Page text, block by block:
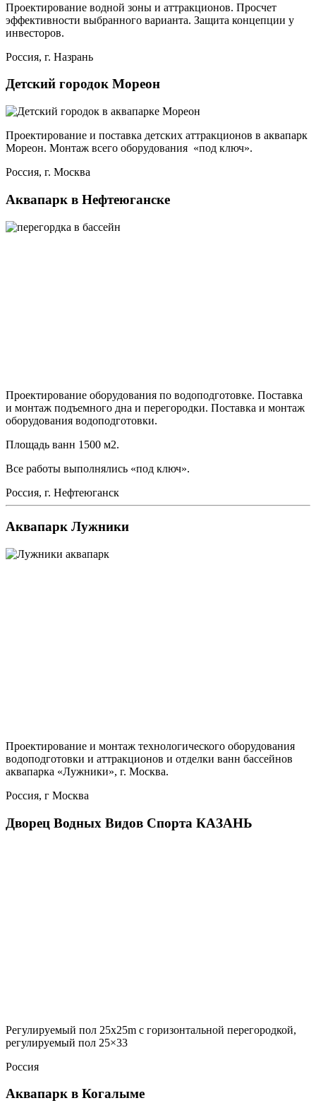
Проектирование водной зоны и аттракционов. Просчет
эффективности выбранного варианта. Защита концепции у
инвесторов.
Россия, г. Назрань
Детский городок Мореон
Проектирование и поставка детских аттракционов в аквапарк
Мореон. Монтаж всего оборудования «под ключ».
Россия, г. Москва
Аквапарк в Нефтеюганске
Проектирование оборудования по водоподготовке. Поставка
и монтаж подъемного дна и перегородки. Поставка и монтаж
оборудования водоподготовки.
Площадь ванн 1500 м2.
Все работы выполнялись «под ключ».
Россия, г. Нефтеюганск
Аквапарк Лужники
Проектирование и монтаж технологического оборудования
водоподготовки и аттракционов и отделки ванн бассейнов
аквапарка «Лужники», г. Москва.
Россия, г Москва
Дворец Водных Видов Спорта КАЗАНЬ
Регулируемый пол 25х25m с горизонтальной перегородкой,
регулируемый пол 25×33
Россия
Аквапарк в Когалыме